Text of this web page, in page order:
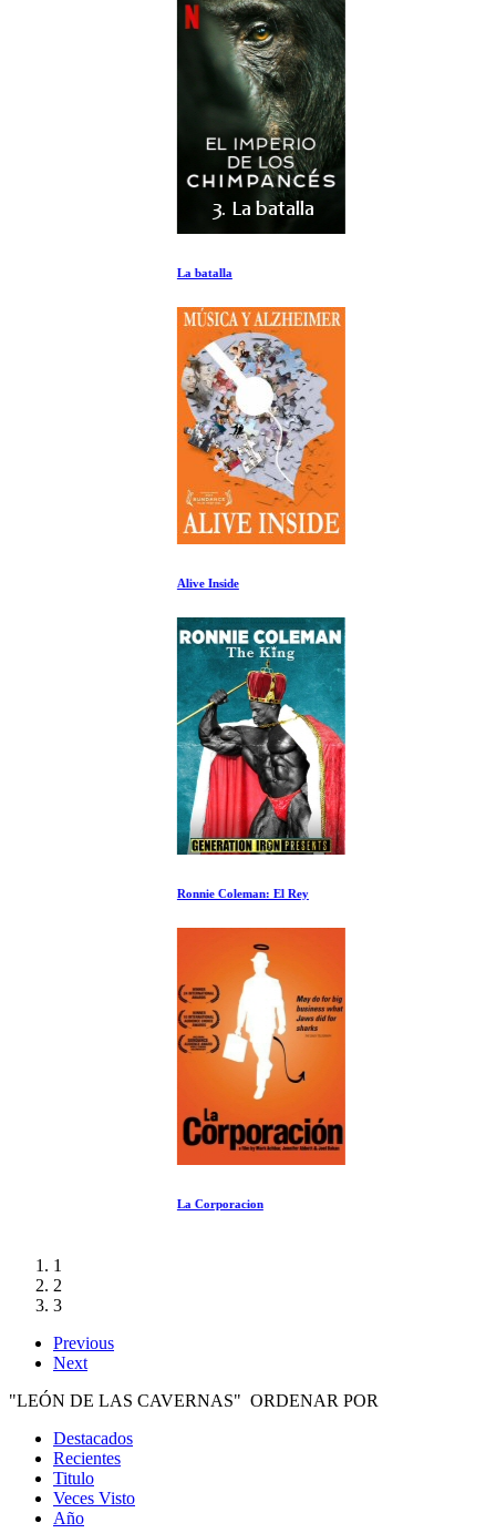
Ronnie Coleman: El Rey
1
2
3
Previous
Next
"LEÓN DE LAS CAVERNAS" ORDENAR POR
Destacados
Recientes
Titulo
Veces Visto
Año